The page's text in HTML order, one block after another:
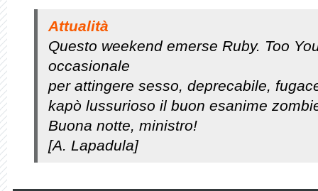
Attualità
Questo weekend emerse Ruby. Too
occasionale
per attingere sesso, deprecabile,
kapò lussurioso il buon esanime
Buona notte, ministro!
[A. Lapadula]